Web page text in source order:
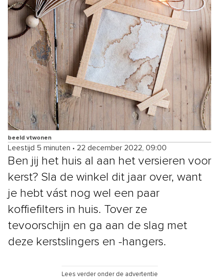
beeld vtwonen
Leestijd 5 minuten • 22 december 2022, 09:00
Ben jij het huis al aan het versieren voor
kerst? Sla de winkel dit jaar over, want
je hebt vást nog wel een paar
koffiefilters in huis. Tover ze
tevoorschijn en ga aan de slag met
deze kerstslingers en -hangers.
Lees verder onder de advertentie